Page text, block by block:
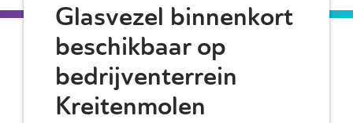
Glasvezel binnenkort
beschikbaar op
bedrijventerrein
Kreitenmolen